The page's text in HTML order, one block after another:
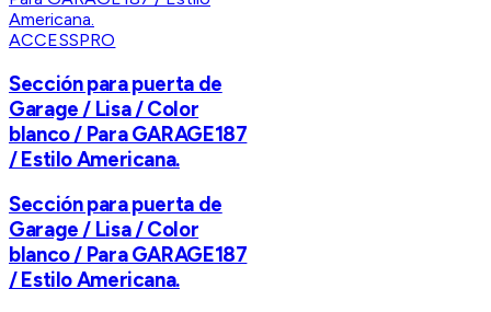
ACCESSPRO
Sección para puerta de
Garage / Lisa / Color
blanco / Para GARAGE187
/ Estilo Americana.
Sección para puerta de
Garage / Lisa / Color
blanco / Para GARAGE187
/ Estilo Americana.